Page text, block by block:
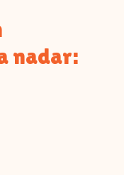
nadar: